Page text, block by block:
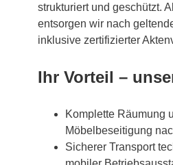
strukturiert und geschützt.
entsorgen wir nach
inklusive zertifizierter
Ihr Vorteil –
Komplette Räumung
Möbelbeseitigung
Sicherer Transport